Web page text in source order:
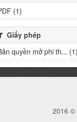
(1)
Giấy phép
quyền mở phi th... (1)
2016 ©